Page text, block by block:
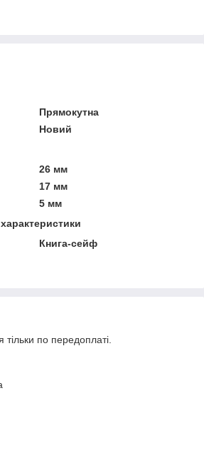
Прямокутна
Новий
26 мм
17 мм
5 мм
Книга-сейф
тільки по передоплаті.